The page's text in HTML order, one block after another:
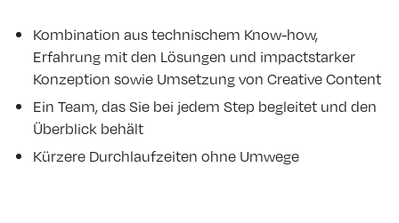
Kombination aus technischem Know-how,
Erfahrung mit den Lösungen und impactstarker
Konzeption sowie Umsetzung von Creative Content
Ein Team, das Sie bei jedem Step begleitet und den
Überblick behält
Kürzere Durchlaufzeiten ohne Umwege